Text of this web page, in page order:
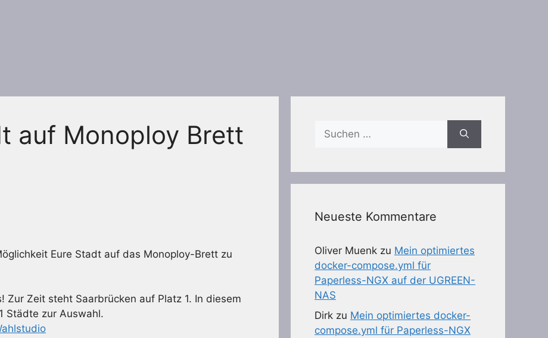
auf Monoploy Brett
Eure Stadt auf das Monoploy-Brett zu
Zur Zeit steht Saarbrücken auf Platz 1. In diesem
Städte zur Auswahl.
Suchen
nach:
Neueste Kommentare
Oliver Muenk zu Mein optimiertes
docker-compose.yml für
Paperless-NGX auf der UGREEN-
NAS
Dirk zu Mein optimiertes docker-
compose.yml für Paperless-NGX